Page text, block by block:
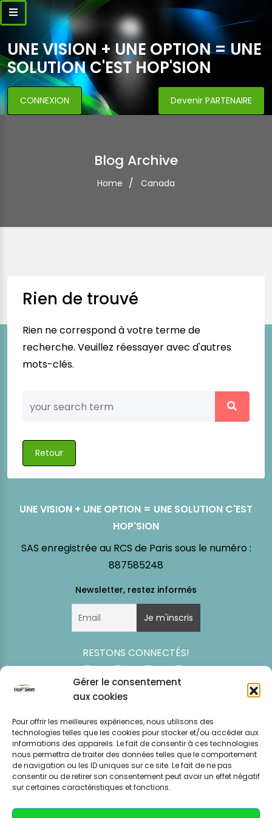
Gérer le consentement
aux cookies
Pour offrir les meilleures expériences, nous utilisons des
technologies telles que les cookies pour stocker et/ou accéder aux
informations des appareils. Le fait de consentir à ces technologies
nous permettra de traiter des données telles que le comportement
de navigation ou les ID uniques sur ce site. Le fait de ne pas
consentir ou de retirer son consentement peut avoir un effet négatif
sur certaines caractéristiques et fonctions.
UNE VISION + UNE OPTION = UNE
SOLUTION C'EST HOP'SION
CONNEXION Devenir PARTENAIRE
Blog Archive
Home Canada
Rien de trouvé
Rien ne correspond à votre terme de
recherche. Veuillez réessayer avec d'autres
mots-clés.
Retour
UNE VISION + UNE OPTION = UNE SOLUTION C'EST
HOP'SION
SAS enregistrée au RCS de Paris sous le numéro :
887585248
RESTONS CONNECTÉS!
Simulation
tarifaire
Event
News
Mentions légales
CGV – CGU
Politique de